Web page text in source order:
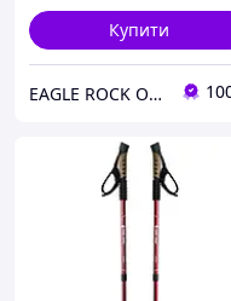
Купити
EAGLE ROCK Офіційний магазин бренду